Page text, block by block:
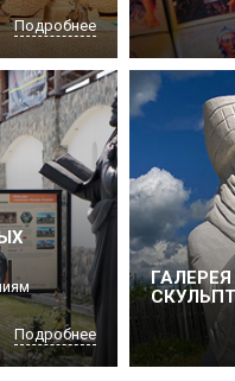
Подробнее
Подробнее